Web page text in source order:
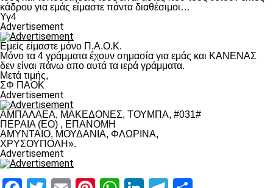
κάδρου για εμάς είμαστε πάντα διαθέσιμοι…
Υγ4
Advertisement
Εμείς είμαστε μόνο Π.Α.Ο.Κ.
Μόνο τα 4 γράμματα έχουν σημασία για εμάς και ΚΑΝΕΝΑΣ
δεν είναι πάνω απο αυτά τα ιερά γράμματα.
Μετά τιμής,
ΣΦ ΠΑΟΚ
Advertisement
ΑΜΠΑΛΑΕΑ, ΜΑΚΕΔΟΝΕΣ, ΤΟΥΜΠΑ, #031#
ΠΕΡΑΙΑ (ΕΟ) , ΕΠΑΝΟΜΗ
ΑΜΥΝΤΑΙΟ, ΜΟΥΔΑΝΙΑ, ΦΛΩΡΙΝΑ,
ΧΡΥΣΟΥΠΟΛΗ».
Advertisement